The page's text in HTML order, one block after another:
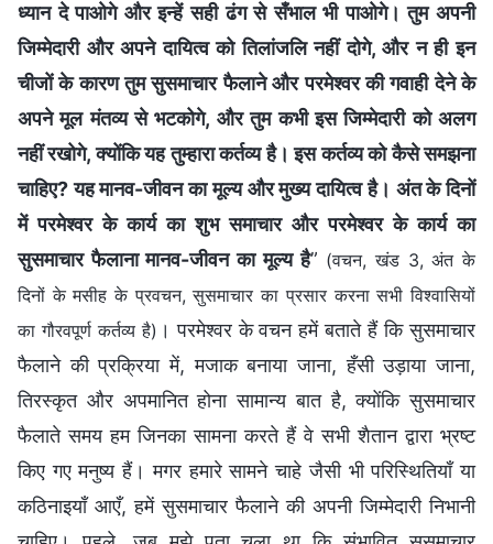
ध्यान दे पाओगे और इन्हें सही ढंग से सँभाल भी पाओगे। तुम अपनी
जिम्मेदारी और अपने दायित्व को तिलांजलि नहीं दोगे, और न ही इन
चीजों के कारण तुम सुसमाचार फैलाने और परमेश्वर की गवाही देने के
अपने मूल मंतव्य से भटकोगे, और तुम कभी इस जिम्मेदारी को अलग
नहीं रखोगे, क्योंकि यह तुम्हारा कर्तव्य है। इस कर्तव्य को कैसे समझना
चाहिए? यह मानव-जीवन का मूल्य और मुख्य दायित्व है। अंत के दिनों
में परमेश्वर के कार्य का शुभ समाचार और परमेश्वर के कार्य का
सुसमाचार फैलाना मानव-जीवन का मूल्य है” (वचन, खंड 3, अंत के
दिनों के मसीह के प्रवचन, सुसमाचार का प्रसार करना सभी विश्वासियों
का गौरवपूर्ण कर्तव्य है) । परमेश्वर के वचन हमें बताते हैं कि सुसमाचार
फैलाने की प्रक्रिया में, मजाक बनाया जाना, हँसी उड़ाया जाना,
तिरस्कृत और अपमानित होना सामान्य बात है, क्योंकि सुसमाचार
फैलाते समय हम जिनका सामना करते हैं वे सभी शैतान द्वारा भ्रष्ट
किए गए मनुष्य हैं। मगर हमारे सामने चाहे जैसी भी परिस्थितियाँ या
कठिनाइयाँ आएँ, हमें सुसमाचार फैलाने की अपनी जिम्मेदारी निभानी